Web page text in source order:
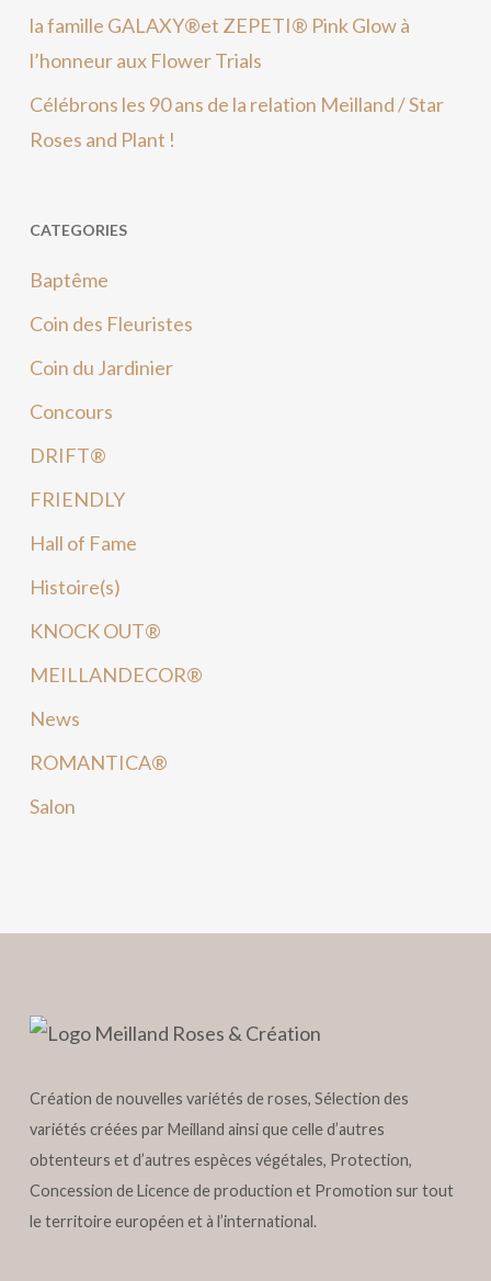
la famille GALAXY®et ZEPETI® Pink Glow à
l’honneur aux Flower Trials
Célébrons les 90 ans de la relation Meilland / Star
Roses and Plant !
CATEGORIES
Baptême
Coin des Fleuristes
Coin du Jardinier
Concours
DRIFT®
FRIENDLY
Hall of Fame
Histoire(s)
KNOCK OUT®
MEILLANDECOR®
News
ROMANTICA®
Salon
Création de nouvelles variétés de roses, Sélection des
variétés créées par Meilland ainsi que celle d’autres
obtenteurs et d’autres espèces végétales, Protection,
Concession de Licence de production et Promotion sur tout
le territoire européen et à l’international.